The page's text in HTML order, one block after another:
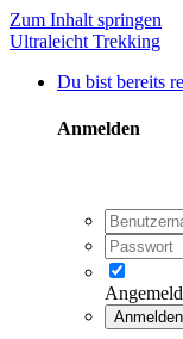
Zum Inhalt springen
Ultraleicht Trekking
Du bist bereits
Anmelden
Anmelden